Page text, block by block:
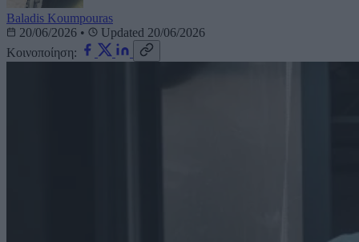
Baladis Koumpouras
20/06/2026 •
Updated 20/06/2026
Κοινοποίηση: